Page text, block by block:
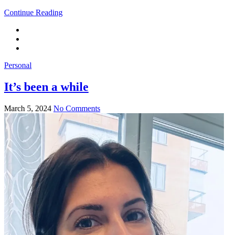
Continue Reading
Personal
It’s been a while
March 5, 2024 No Comments